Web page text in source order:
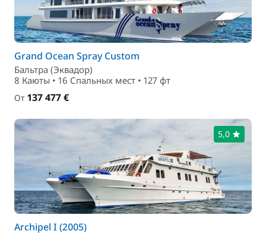
Grand Ocean Spray Custom
Бальтра (Эквадор)
8 Каюты • 16 Спальныx мест • 127 фт
От 137 477 €
5,0
Archipel I (2005)